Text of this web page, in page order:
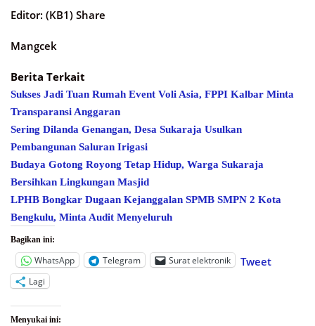
Editor: (KB1) Share
Mangcek
Berita Terkait
Sukses Jadi Tuan Rumah Event Voli Asia, FPPI Kalbar Minta
Transparansi Anggaran
Sering Dilanda Genangan, Desa Sukaraja Usulkan
Pembangunan Saluran Irigasi
Budaya Gotong Royong Tetap Hidup, Warga Sukaraja
Bersihkan Lingkungan Masjid
LPHB Bongkar Dugaan Kejanggalan SPMB SMPN 2 Kota
Bengkulu, Minta Audit Menyeluruh
Bagikan ini:
WhatsApp Telegram Surat elektronik Tweet
Lagi
Menyukai ini: